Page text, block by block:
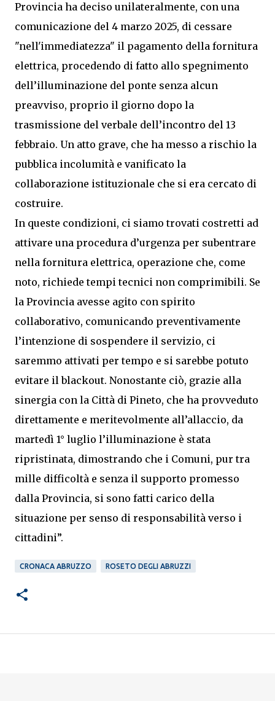
Provincia ha deciso unilateralmente, con una
comunicazione del 4 marzo 2025, di cessare
"nell'immediatezza" il pagamento della fornitura
elettrica, procedendo di fatto allo spegnimento
dell’illuminazione del ponte senza alcun
preavviso, proprio il giorno dopo la
trasmissione del verbale dell’incontro del 13
febbraio. Un atto grave, che ha messo a rischio la
pubblica incolumità e vanificato la
collaborazione istituzionale che si era cercato di
costruire.
In queste condizioni, ci siamo trovati costretti ad
attivare una procedura d’urgenza per subentrare
nella fornitura elettrica, operazione che, come
noto, richiede tempi tecnici non comprimibili. Se
la Provincia avesse agito con spirito
collaborativo, comunicando preventivamente
l’intenzione di sospendere il servizio, ci
saremmo attivati per tempo e si sarebbe potuto
evitare il blackout. Nonostante ciò, grazie alla
sinergia con la Città di Pineto, che ha provveduto
direttamente e meritevolmente all’allaccio, da
martedì 1° luglio l’illuminazione è stata
ripristinata, dimostrando che i Comuni, pur tra
mille difficoltà e senza il supporto promesso
dalla Provincia, si sono fatti carico della
situazione per senso di responsabilità verso i
cittadini”.
CRONACA ABRUZZO ROSETO DEGLI ABRUZZI